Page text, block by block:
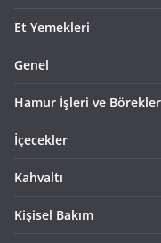
Et Yemekleri
Genel
Hamur İşleri ve Börekler
İçecekler
Kahvaltı
Kişisel Bakım